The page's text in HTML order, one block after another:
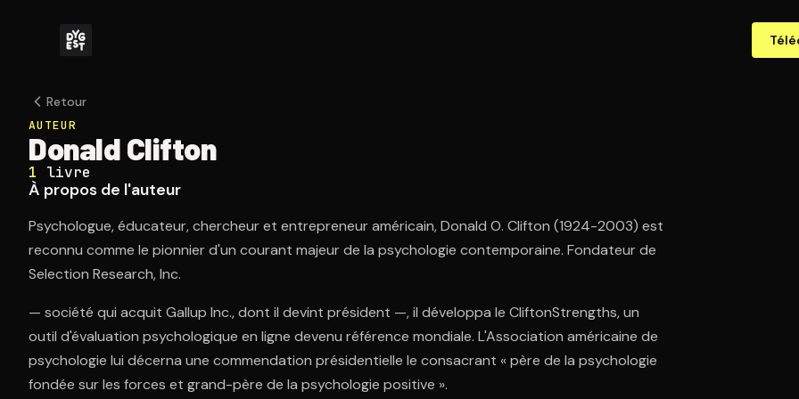
Retour
AUTEUR
Donald Clifton
1 livre
À propos de l'auteur
Psychologue, éducateur, chercheur et entrepreneur américain, Donald O. Clifton (1924-2003) est
reconnu comme le pionnier d'un courant majeur de la psychologie contemporaine. Fondateur de
Selection Research, Inc.
— société qui acquit Gallup Inc., dont il devint président —, il développa le CliftonStrengths, un
outil d'évaluation psychologique en ligne devenu référence mondiale. L'Association américaine de
psychologie lui décerna une commendation présidentielle le consacrant « père de la psychologie
fondée sur les forces et grand-père de la psychologie positive ».